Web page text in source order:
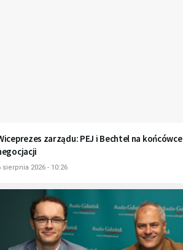
zarządu: PEJ i Bechtel na końcówce
sierpnia 2026 - 10:26